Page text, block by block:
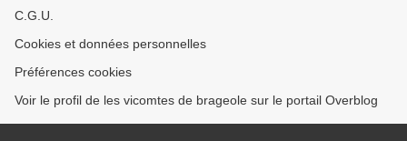
C.G.U.
Cookies et données personnelles
Préférences cookies
Voir le profil de les vicomtes de brageole sur le portail Overblog